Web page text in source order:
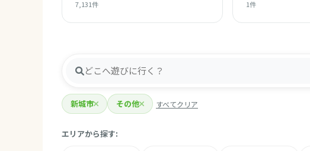
7,131件 1件
新城市 その他 すべてクリア
エリアから探す: